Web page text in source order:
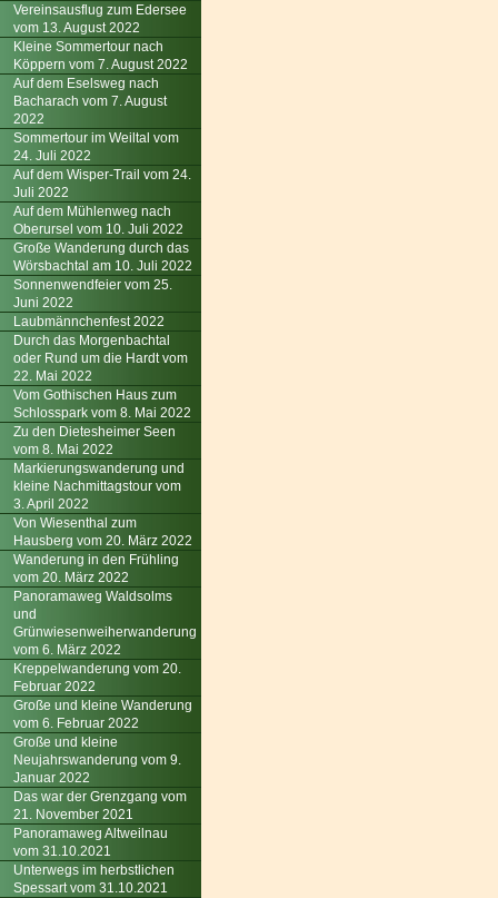
Vereinsausflug zum Edersee
vom 13. August 2022
Kleine Sommertour nach
Köppern vom 7. August 2022
Auf dem Eselsweg nach
Bacharach vom 7. August
2022
Sommertour im Weiltal vom
24. Juli 2022
Auf dem Wisper-Trail vom 24.
Juli 2022
Auf dem Mühlenweg nach
Oberursel vom 10. Juli 2022
Große Wanderung durch das
Wörsbachtal am 10. Juli 2022
Sonnenwendfeier vom 25.
Juni 2022
Laubmännchenfest 2022
Durch das Morgenbachtal
oder Rund um die Hardt vom
22. Mai 2022
Vom Gothischen Haus zum
Schlosspark vom 8. Mai 2022
Zu den Dietesheimer Seen
vom 8. Mai 2022
Markierungswanderung und
kleine Nachmittagstour vom
3. April 2022
Von Wiesenthal zum
Hausberg vom 20. März 2022
Wanderung in den Frühling
vom 20. März 2022
Panoramaweg Waldsolms
und
Grünwiesenweiherwanderung
vom 6. März 2022
Kreppelwanderung vom 20.
Februar 2022
Große und kleine Wanderung
vom 6. Februar 2022
Große und kleine
Neujahrswanderung vom 9.
Januar 2022
Das war der Grenzgang vom
21. November 2021
Panoramaweg Altweilnau
vom 31.10.2021
Unterwegs im herbstlichen
Spessart vom 31.10.2021